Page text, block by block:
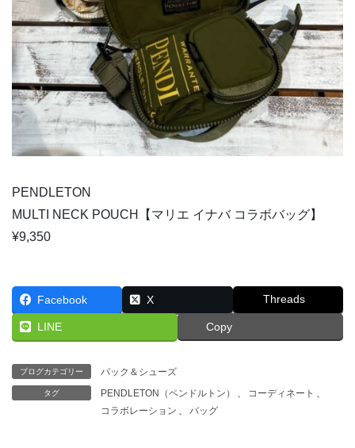
PENDLETON
MULTI NECK POUCH【マリエ イナバ コラボバッグ】
¥9,350
Facebook X Threads
LINE Copy
ブログカテゴリー パック＆シューズ
タグ PENDLETON（ペンドルトン） コーディネート
コラボレーション
バッグ